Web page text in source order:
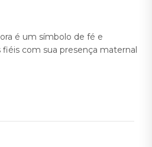
é um símbolo de fé e
fiéis com sua presença maternal